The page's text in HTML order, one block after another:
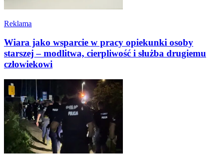
Reklama
Wiara jako wsparcie w pracy opiekunki osoby
starszej – modlitwa, cierpliwość i służba drugiemu
człowiekowi